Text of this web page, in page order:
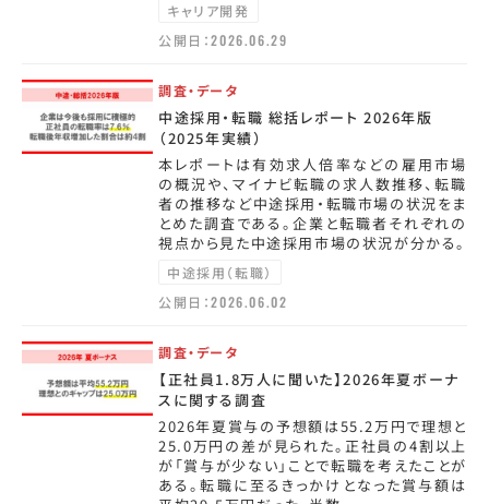
キャリア開発
公開日：2026.06.29
調査・データ
中途採用・転職 総括レポート 2026年版
（2025年実績）
本レポートは有効求人倍率などの雇用市場
の概況や、マイナビ転職の求人数推移、転職
者の推移など中途採用・転職市場の状況をま
とめた調査である。企業と転職者それぞれの
視点から見た中途採用市場の状況が分かる。
中途採用（転職）
公開日：2026.06.02
調査・データ
【正社員1.8万人に聞いた】2026年夏ボーナ
スに関する調査
2026年夏賞与の予想額は55.2万円で理想と
25.0万円の差が見られた。正社員の4割以上
が「賞与が少ない」ことで転職を考えたことが
ある。転職に至るきっかけとなった賞与額は